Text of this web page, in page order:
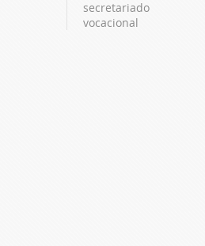
secretariado
vocacional